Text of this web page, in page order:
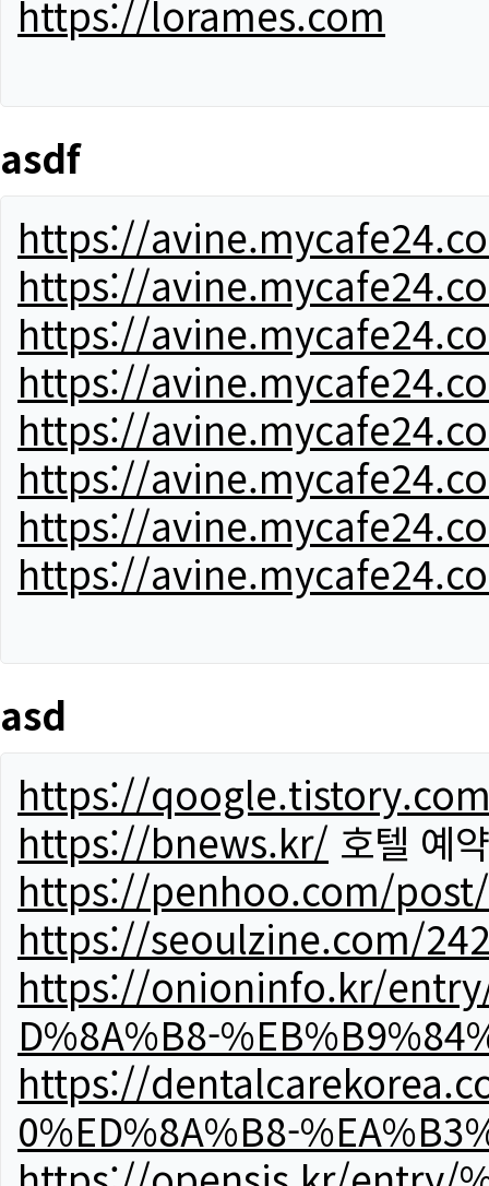
https://lorames.com
asdf
https://
https://
https://
https://
https://
https://
https://
https://
asd
https://
https://bnews.kr/ 호텔 예약
https://penhoo.com/
https://seoulzine.com/
https://onioninfo.kr/entry/
D%8A%B8-
https://
0%ED%8A%B8-